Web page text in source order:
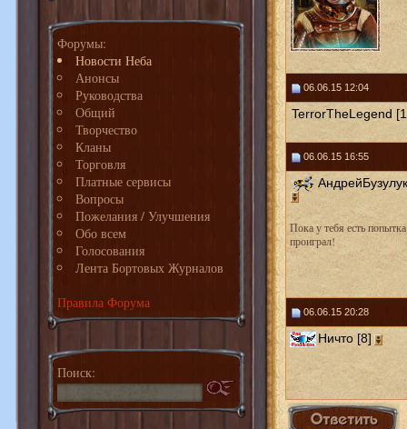
Форумы:
Новости Неба
Анонсы
Руководства
Общий
Творчество
Кланы
Торговля
Платные сервисы
Вопросы
Пожелания / Улучшения
Обо всем
Голосования
Лента Бортовых Журналов
Правила Форума
Поиск:
06.06.15 12:04
TerrorTheLegend
06.06.15 16:55
Пока у тебя есть
проиграл!
06.06.15 20:28
Ничто [8]